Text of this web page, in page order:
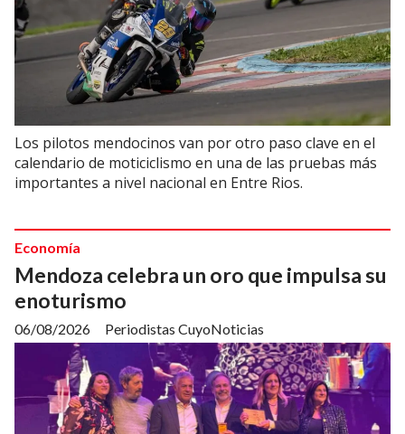
Los pilotos mendocinos van por otro paso clave en el
calendario de moticiclismo en una de las pruebas más
importantes a nivel nacional en Entre Rios.
Mendoza celebra un oro que impulsa su
enoturismo
Periodistas CuyoNoticias
Economía
06/08/2026